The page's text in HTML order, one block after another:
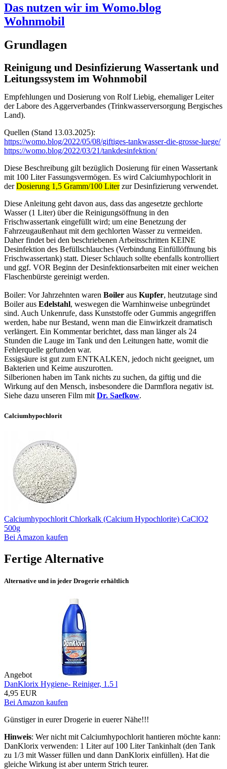
Das nutzen wir im Womo.blog
Wohnmobil
Grundlagen
Reinigung und Desinfizierung Wassertank und
Leitungssystem im Wohnmobil
Empfehlungen und Dosierung von Rolf Liebig, ehemaliger Leiter
der Labore des Aggerverbandes (Trinkwasserversorgung Bergisches
Land).
Quellen (Stand 13.03.2025):
https://womo.blog/2022/05/08/giftiges-tankwasser-die-grosse-luege/
https://womo.blog/2022/03/21/tankdesinfektion/
Diese Beschreibung gilt bezüglich Dosierung für einen Wassertank
mit 100 Liter Fassungsvermögen. Es wird Calciumhypochlorit in
derDosierung 1,5 Gramm/100 Literzur Desinfizierung verwendet.
Diese Anleitung geht davon aus, dass das angesetzte gechlorte
Wasser (1 Liter) über die Reinigungsöffnung in den
Frischwassertank eingefüllt wird; um eine Benetzung der
Fahrzeugaußenhaut mit dem gechlorten Wasser zu vermeiden.
Daher findet bei den beschriebenen Arbeitsschritten KEINE
Desinfektion des Befüllschlauches (Verbindung Einfüllöffnung bis
Frischwassertank) statt. Dieser Schlauch sollte ebenfalls kontrolliert
und ggf. VOR Beginn der Desinfektionsarbeiten mit einer weichen
Flaschenbürste gereinigt werden.
Boiler: Vor Jahrzehnten waren Boiler aus Kupfer, heutzutage sind
Boiler aus Edelstahl, weswegen die Warnhinweise unbegründet
sind. Auch Unkenrufe, dass Kunststoffe oder Gummis angegriffen
werden, habe nur Bestand, wenn man die Einwirkzeit dramatisch
verlängert. Ein Kommentar berichtet, dass man länger als 24
Stunden die Lauge im Tank und den Leitungen hatte, womit die
Fehlerquelle gefunden war.
Essigsäure ist gut zum ENTKALKEN, jedoch nicht geeignet, um
Bakterien und Keime auszurotten.
Silberionen haben im Tank nichts zu suchen, da giftig und die
Wirkung auf den Mensch, insbesondere die Darmflora negativ ist.
Siehe dazu unseren Film mit Dr. Saefkow.
Calciumhypochlorit
Calciumhypochlorit Chlorkalk (Calcium Hypochlorite) CaClO2
500g
Bei Amazon kaufen
Fertige Alternative
Alternative und in jeder Drogerie erhältlich
Angebot
DanKlorix Hygiene- Reiniger, 1.5 l
4,95 EUR
Bei Amazon kaufen
Günstiger in eurer Drogerie in euerer Nähe!!!
Hinweis: Wer nicht mit Calciumhypochlorit hantieren möchte kann:
DanKlorix verwenden: 1 Liter auf 100 Liter Tankinhalt (den Tank
zu 1/3 mit Wasser füllen und dann DanKlorix einfüllen). Hat die
gleiche Wirkung ist aber unterm Strich teurer.